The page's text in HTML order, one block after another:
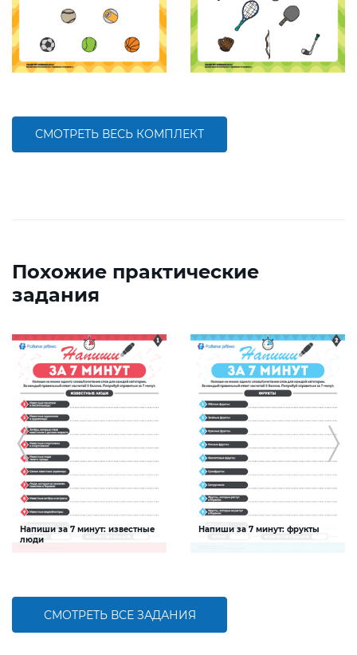
СМОТРЕТЬ ВЕСЬ КОМПЛЕКТ
Похожие практические
задания
Напиши за 7 минут: известные
люди
Напиши за 7 минут: фрукты
СМОТРЕТЬ ВСЕ ЗАДАНИЯ